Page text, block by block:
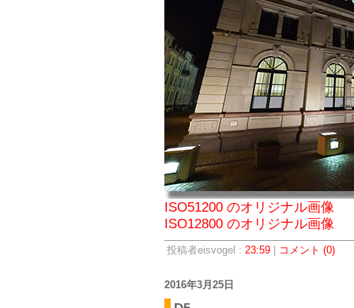
ISO51200 のオリジナル画像
ISO12800 のオリジナル画像
投稿者eisvogel : 23:59| コメント (0)
2016年3月25日